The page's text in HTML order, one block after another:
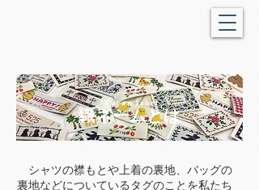
Woven label
​織ネームとは
​ シャツの襟もとや上着の裏地、バッグの
裏地などについているタグのことを私たち